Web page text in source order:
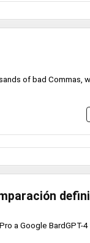
of bad Commas,
a Google BardGPT-4